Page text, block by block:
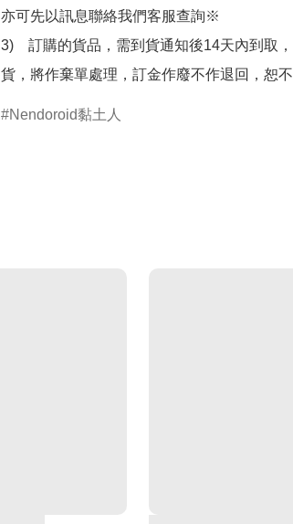
亦可先以訊息聯絡我們客服查詢※
3)　訂購的貨品，需到貨通知後14天內到取
貨，將作棄單處理，訂金作廢不作退回，恕不
Nendoroid黏土人